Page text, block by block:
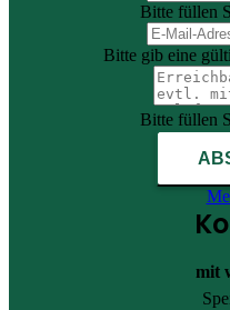
Bitte füllen
Bitte gib eine
Bitte füllen
mit